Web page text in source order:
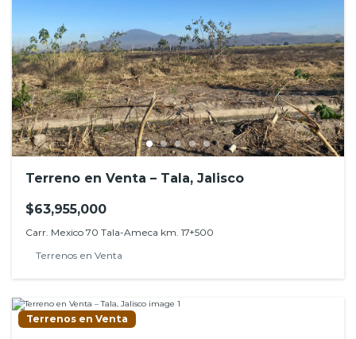
Terreno en Venta – Tala, Jalisco
$63,955,000
Carr. Mexico 70 Tala-Ameca km. 17+500
Terrenos en Venta
Terrenos en Venta